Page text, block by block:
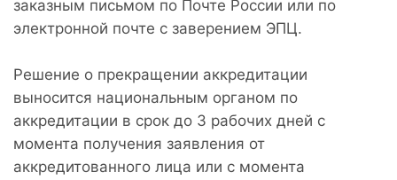
заказным письмом по Почте России или по
электронной почте с заверением ЭПЦ.
Решение о прекращении аккредитации
выносится национальным органом по
аккредитации в срок до 3 рабочих дней с
момента получения заявления от
аккредитованного лица или с момента